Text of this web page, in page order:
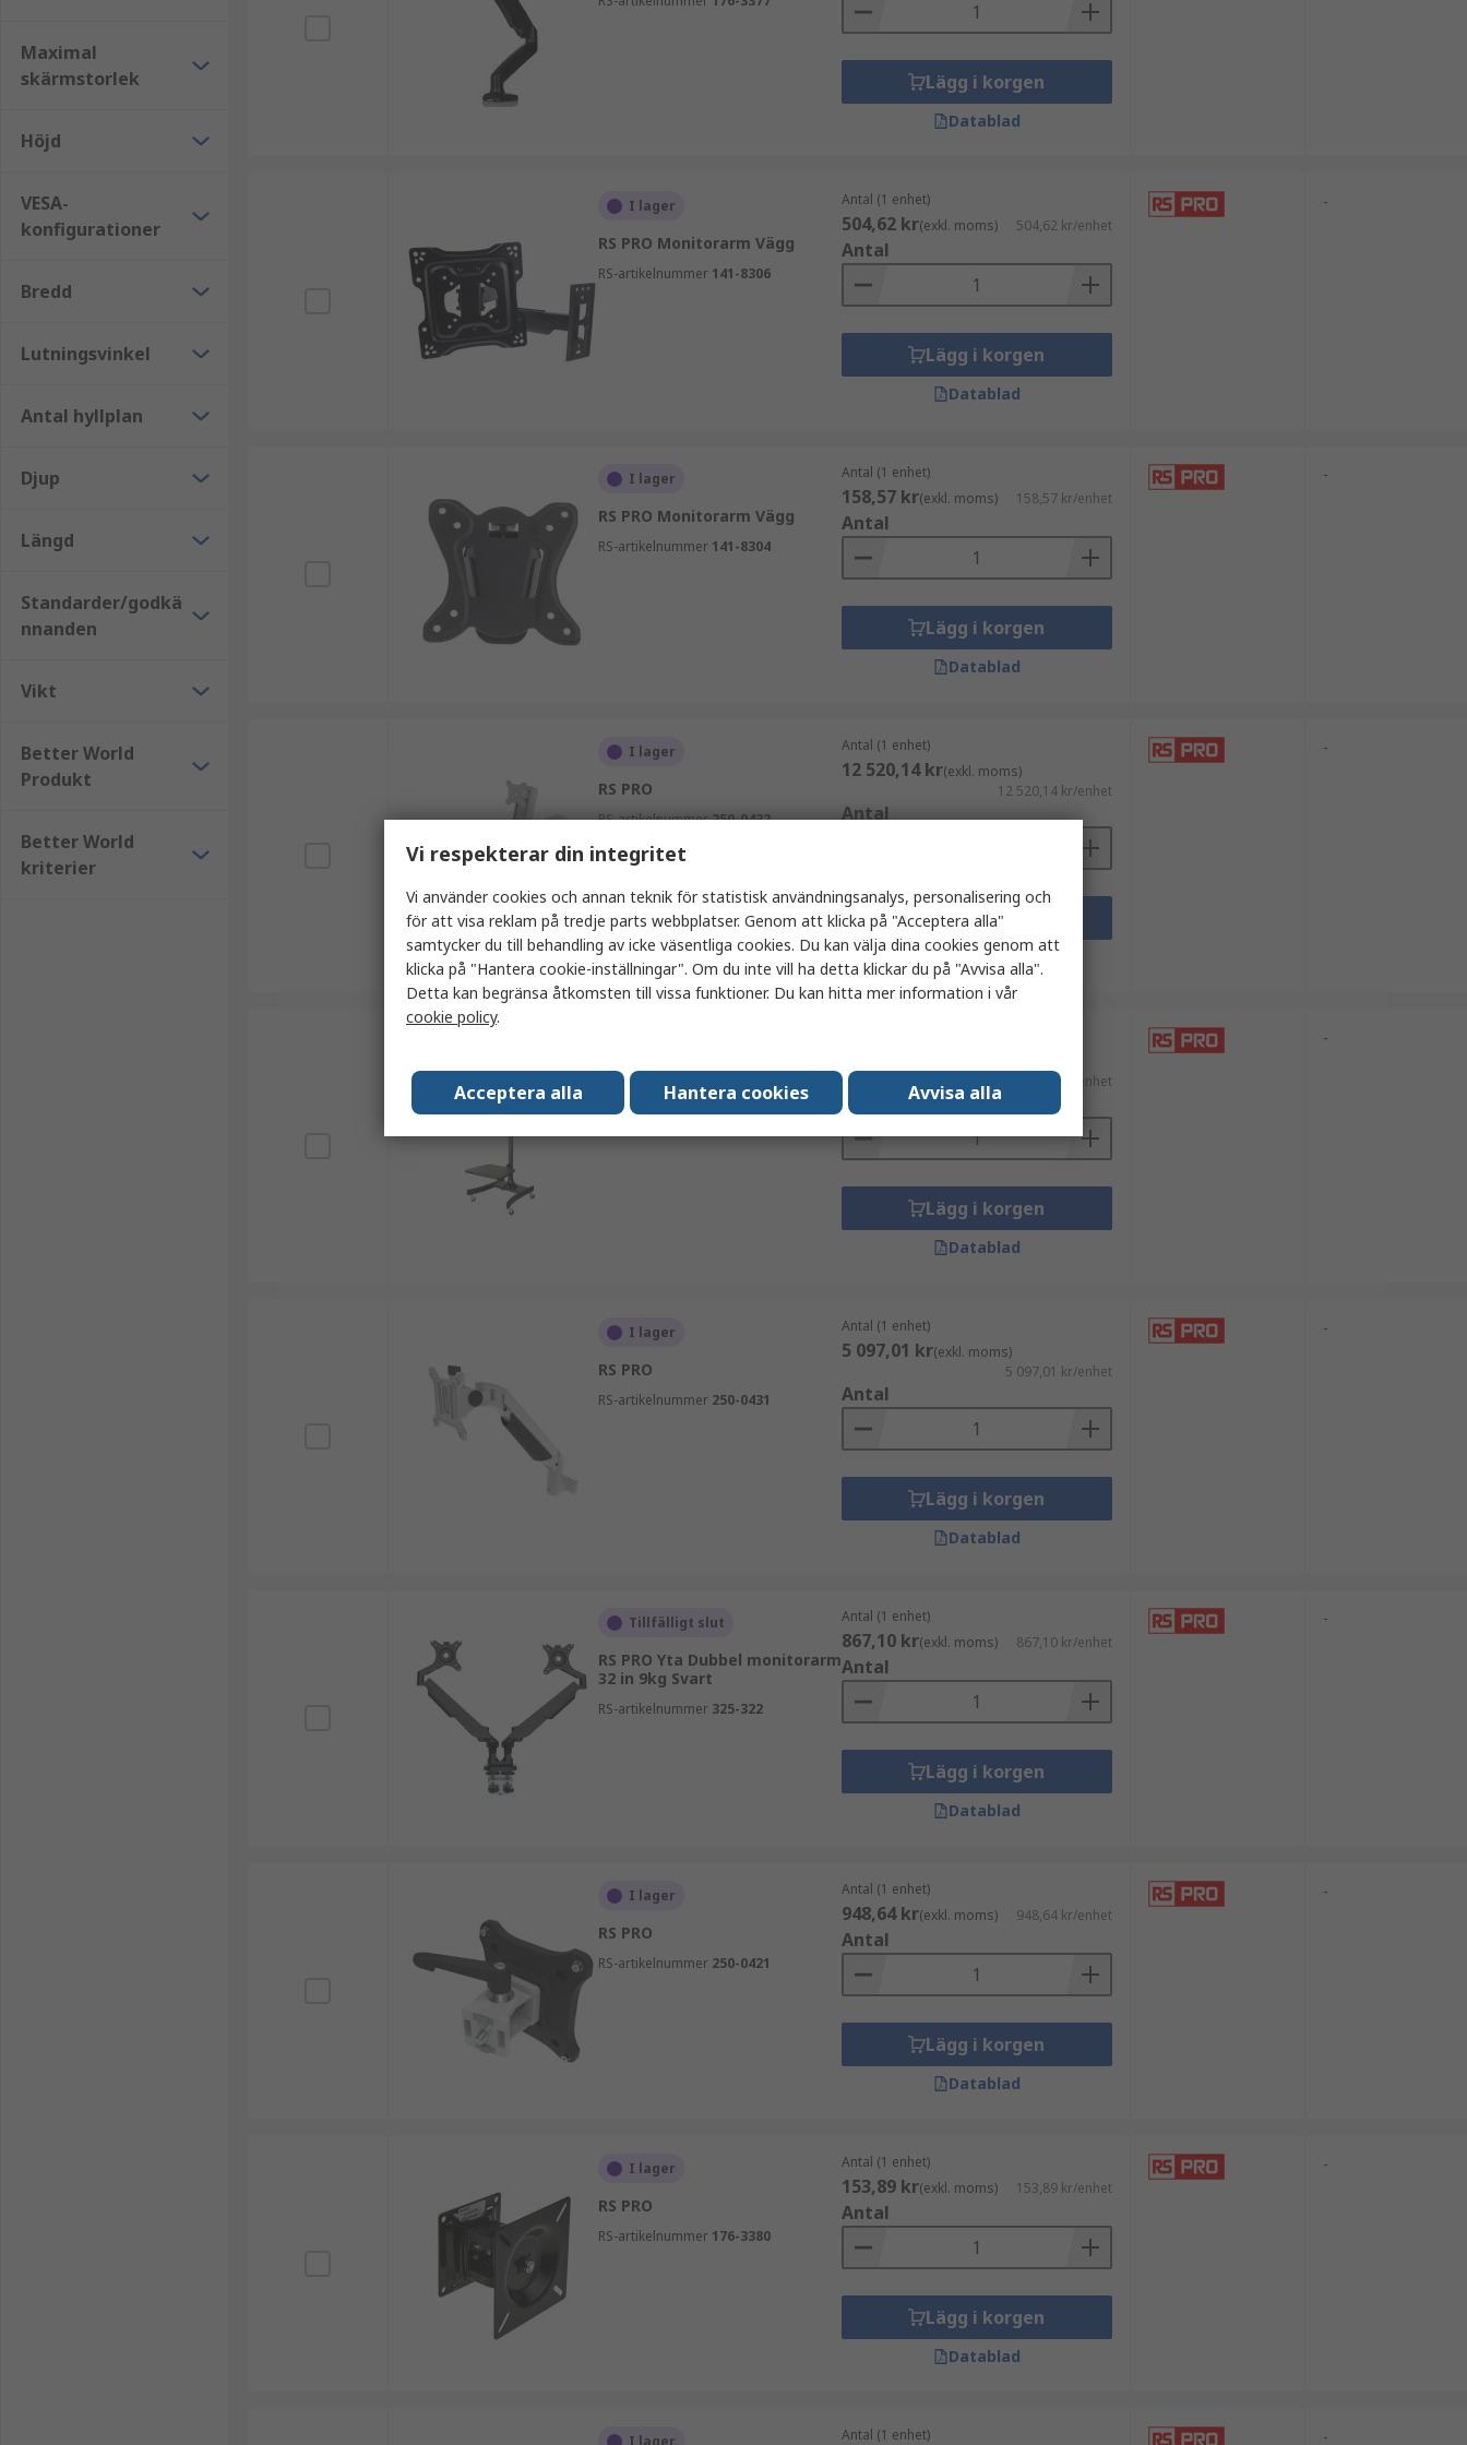
Maximal
skärmstorlek
Höjd
VESA-
konfigurationer
Bredd
Lutningsvinkel
Antal hyllplan
Djup
Längd
Standarder/godkä
nnanden
Vikt
Better World
Produkt
Better World
kriterier
Lägg i korgen
Datablad
I lager
RS PRO Monitorarm Vägg
RS-artikelnummer 141-8306
Antal (1 enhet)
504,62 kr(exkl. moms) 504,62 kr/enhet
Antal
Lägg i korgen
Datablad
-
I lager
RS PRO Monitorarm Vägg
RS-artikelnummer 141-8304
Antal (1 enhet)
158,57 kr(exkl. moms) 158,57 kr/enhet
Antal
Lägg i korgen
Datablad
-
I lager
RS PRO
RS-artikelnummer250-0432
Antal (1 enhet)
12 520,14 kr(exkl. moms)
12 520,14 kr/enhet
Antal
Lägg i korgen
Datablad
-
RS PRO Portabelt TV-stativ
Svart Golv
3 532,26 kr/enhet
Antal
Lägg i korgen
Datablad
-
I lager
RS PRO
RS-artikelnummer 250-0431
Antal (1 enhet)
5 097,01 kr(exkl. moms)
5 097,01 kr/enhet
Antal
Lägg i korgen
Datablad
-
Tillfälligt slut
RS PRO Yta Dubbel monitorarm
32 in 9kg Svart
RS-artikelnummer 325-322
Antal (1 enhet)
867,10 kr(exkl. moms) 867,10 kr/enhet
Antal
Lägg i korgen
Datablad
-
I lager
RS PRO
RS-artikelnummer 250-0421
Antal (1 enhet)
948,64 kr(exkl. moms) 948,64 kr/enhet
Antal
Lägg i korgen
Datablad
-
I lager
RS PRO
RS-artikelnummer 176-3380
Antal (1 enhet)
153,89 kr(exkl. moms) 153,89 kr/enhet
Antal
Lägg i korgen
Datablad
-
I lager Antal (1 enhet) -
Vi respekterar din integritet
Vi använder cookies och annan teknik för statistisk användningsanalys, personalisering och
för att visa reklam på tredje parts webbplatser. Genom att klicka på "Acceptera alla"
samtycker du till behandling av icke väsentliga cookies. Du kan välja dina cookies genom att
klicka på "Hantera cookie-inställningar". Om du inte vill ha detta klickar du på "Avvisa alla".
Detta kan begränsa åtkomsten till vissa funktioner. Du kan hitta mer information i vår
cookie policy.
Acceptera alla Hantera cookies Avvisa alla